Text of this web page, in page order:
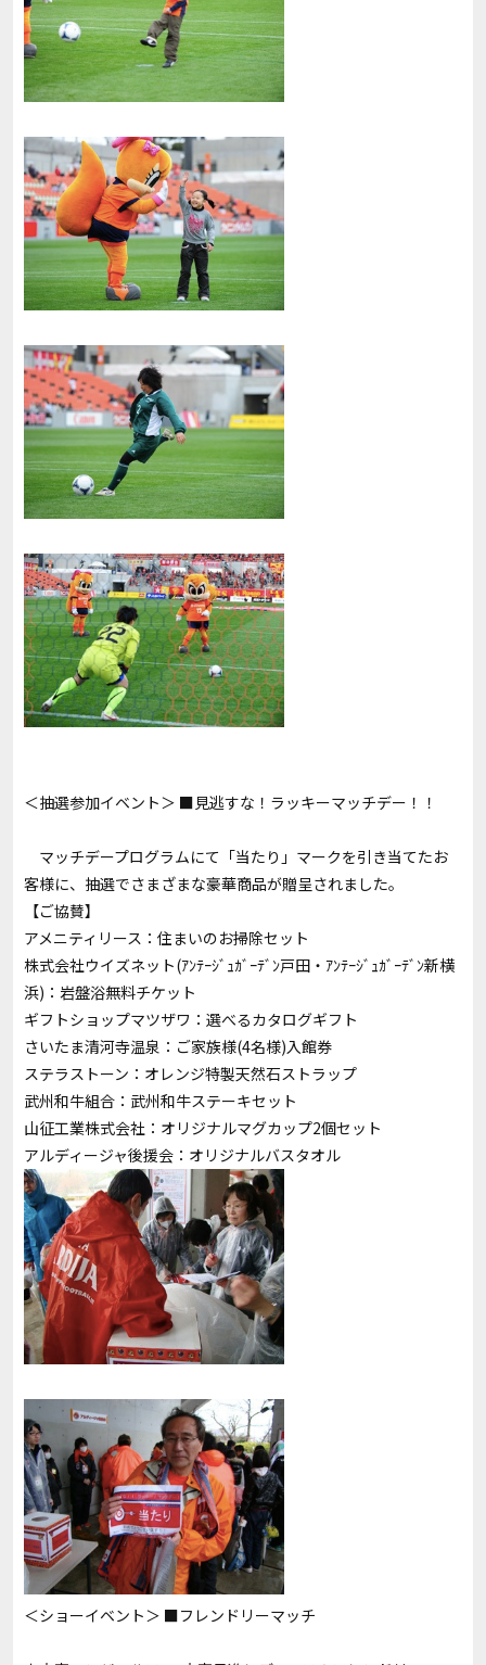
＜抽選参加イベント＞ ■見逃すな！ラッキーマッチデー！！
マッチデープログラムにて「当たり」マークを引き当てたお
客様に、抽選でさまざまな豪華商品が贈呈されました。
【ご協賛】
アメニティリース：住まいのお掃除セット
株式会社ウイズネット(ｱﾝﾃｰｼﾞｭｶﾞｰﾃﾞﾝ戸田・ｱﾝﾃｰｼﾞｭｶﾞｰﾃﾞﾝ新横
浜)：岩盤浴無料チケット
ギフトショップマツザワ：選べるカタログギフト
さいたま清河寺温泉：ご家族様(4名様)入館券
ステラストーン：オレンジ特製天然石ストラップ
武州和牛組合：武州和牛ステーキセット
山征工業株式会社：オリジナルマグカップ2個セット
アルディージャ後援会：オリジナルバスタオル
＜ショーイベント＞ ■フレンドリーマッチ